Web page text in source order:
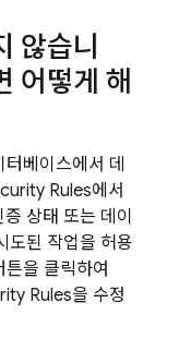
않습니
어떻게 해
터베이스에서 데
Rules에서
상태 또는 데이
도된 작업을 허용
튼을 클릭하여
Rules을 수정